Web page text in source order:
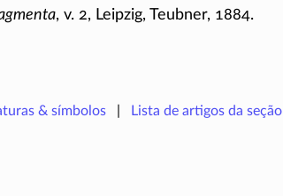
, v. 2, Leipzig, Teubner, 1884.
& símbolos Lista de artigos da seção